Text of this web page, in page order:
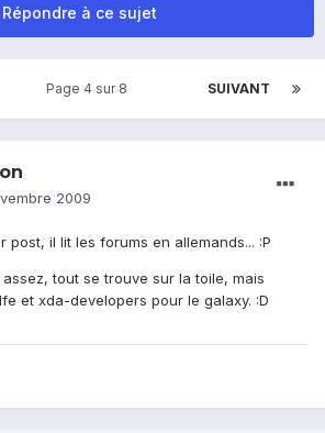
Répondre à ce sujet
SUIVANT
Page 4 sur 8
2009
post, il lit les forums en allemands... :P
tout se trouve sur la toile, mais
et xda-developers pour le galaxy. :D